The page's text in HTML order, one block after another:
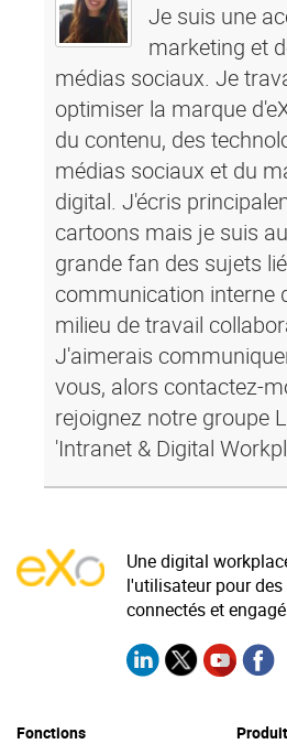
Je suis une
marketing et
médias sociaux. Je
optimiser la marque
du contenu, des
médias sociaux et du
digital. J'écris
cartoons mais je suis
grande fan des sujets
communication interne
milieu de travail
J'aimerais
vous, alors contactez-
rejoignez notre groupe
'Intranet & Digital
Une digital
l'utilisateur pour
connectés et
Fonctions Produit